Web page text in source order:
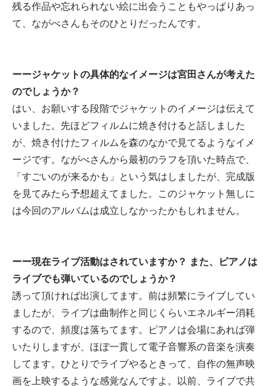
残る作品や忘れられない絵に出会うこともやっぱりあっ
て、ながべさんもそのひとりだったんです。
ーージャケットの具体的なイメージは宮田さんが考えた
のでしょうか？
はい、お願いする段階でジャケットのイメージは伝えて
いました。先ほどフィルムに焼き付けると話しました
が、焼き付けたフィルムを森のなかで見てるようなイメ
ージです。ながべさんから最初のラフを頂いた時点で、
「すごいのが来るかも」という気はしましたが、完成版
を見てみたら予想超えてました。このジャケット無しに
は今回のアルバムは成立しなかったかもしれません。
ーー現在ライブ活動はされていますか？ また、ピアノは
ライブでも弾いているのでしょうか？
誘って頂ければ出演してます。前は頻繁にライブしてい
ましたが、ライブは曲制作と同じくらいエネルギー消耗
するので、頻度は落ちてます。ピアノは会場にあれば弾
いたりしますが、ほぼ一貫して電子音響系の音楽を演奏
してます。ひとりでライブやるときって、自作の無声映
画を上映するような感覚なんですよ。以前、ライブで共